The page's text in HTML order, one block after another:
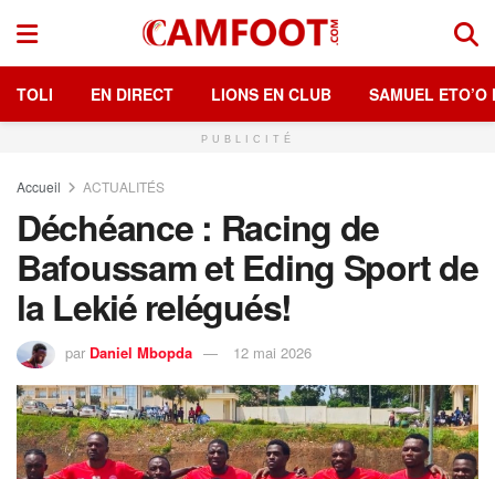
TOLI EN DIRECT LIONS EN CLUB SAMUEL ETO’O
PUBLICITÉ
Accueil ACTUALITÉS
Déchéance : Racing de
Bafoussam et Eding Sport de
la Lekié relégués!
par Daniel Mbopda 12 mai 2026